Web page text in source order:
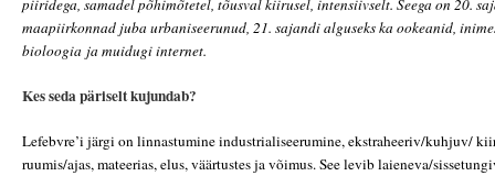
piiridega, samadel põhimõtetel, tõusval kiirusel, intensiivselt. Seega on 20.
maapiirkonnad juba urbaniseerunud, 21. sajandi alguseks ka ookeanid,
bioloogia ja muidugi internet.
Kes seda päriselt kujundab?
Lefebvre’i järgi on linnastumine industrialiseerumine, ekstraheeriv/kuhjuv/
ruumis/ajas, mateerias, elus, väärtustes ja võimus. See levib laieneva/